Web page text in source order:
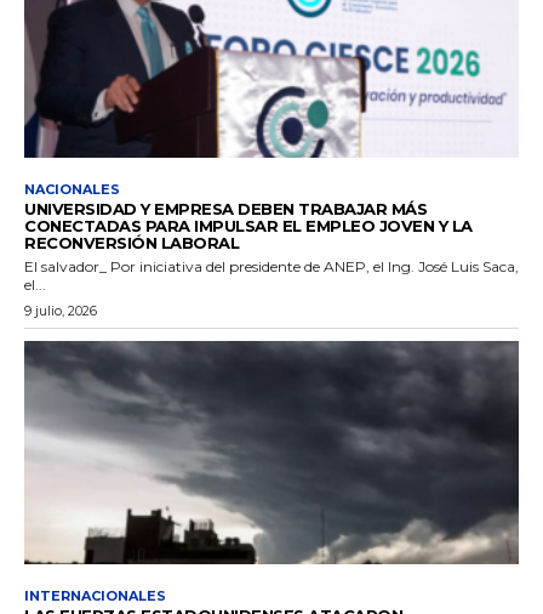
NACIONALES
UNIVERSIDAD Y EMPRESA DEBEN TRABAJAR MÁS
CONECTADAS PARA IMPULSAR EL EMPLEO JOVEN Y LA
RECONVERSIÓN LABORAL
El salvador_ Por iniciativa del presidente de ANEP, el Ing. José Luis Saca,
el...
9 julio, 2026
INTERNACIONALES